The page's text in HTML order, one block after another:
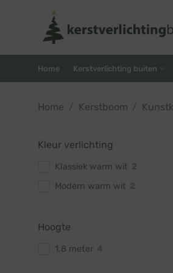
Home Kerstverlichting buiten
Home Kerstboom
Kleur verlichting
Klassiek warm wit
Modern warm wit
Hoogte
1,8 meter